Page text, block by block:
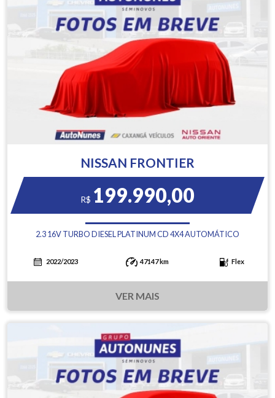
NISSAN FRONTIER
R$ 199.990,00
2.3 16V TURBO DIESEL PLATINUM CD 4X4 AUTOMÁTICO
2022/2023 47147 km Flex
VER MAIS